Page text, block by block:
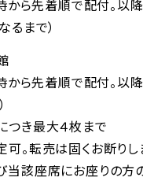
時から先着順で配付。
るまで）
時から先着順で配付。
き最大４枚まで
。転売は固くお断りし
該座席にお座りの方